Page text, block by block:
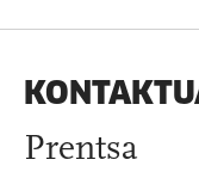
Prentsa